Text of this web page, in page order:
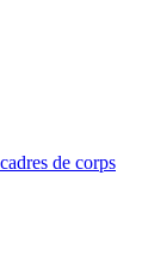
de corps